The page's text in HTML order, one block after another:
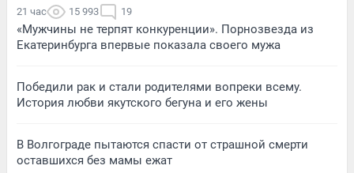
21 час 15 993 19
«Мужчины не терпят конкуренции». Порнозвезда из
Екатеринбурга впервые показала своего мужа
Победили рак и стали родителями вопреки всему.
История любви якутского бегуна и его жены
В Волгограде пытаются спасти от страшной смерти
оставшихся без мамы ежат